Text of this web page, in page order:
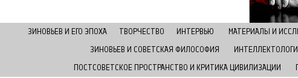
ЗИНОВЬЕВ И ЕГО ЭПОХА ТВОРЧЕСТВО ИНТЕРВЬЮ МАТЕРИАЛЫ И
ЗИНОВЬЕВ И СОВЕТСКАЯ ФИЛОСОФИЯ
ПОСТСОВЕТСКОЕ ПРОСТРАНСТВО И КРИТИКА ЦИВИЛИЗАЦИИ